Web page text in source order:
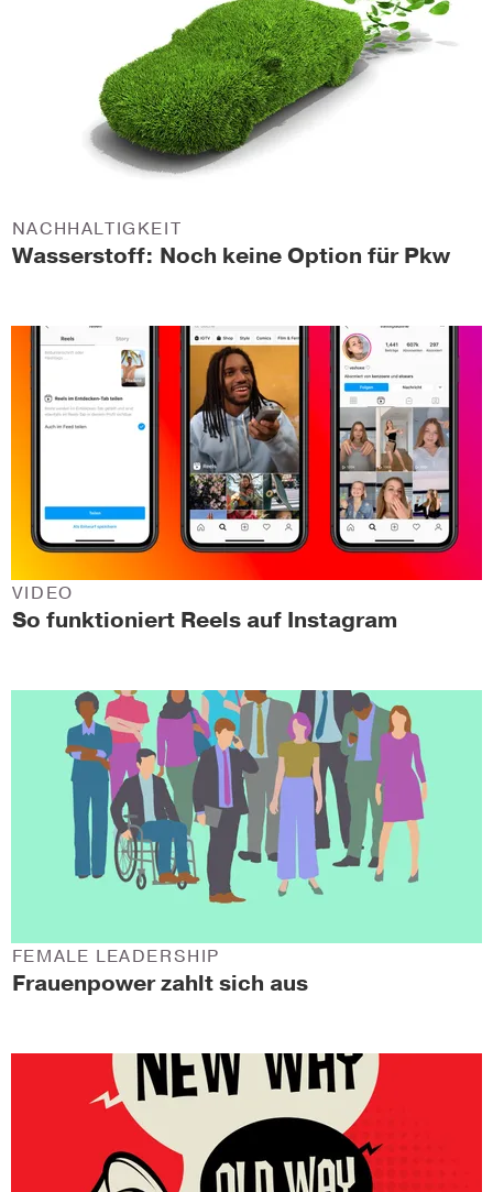
Wasserstoff: Noch keine Option für Pkw
NACHHALTIGKEIT
So funktioniert Reels auf Instagram
VIDEO
Frauenpower zahlt sich aus
FEMALE LEADERSHIP